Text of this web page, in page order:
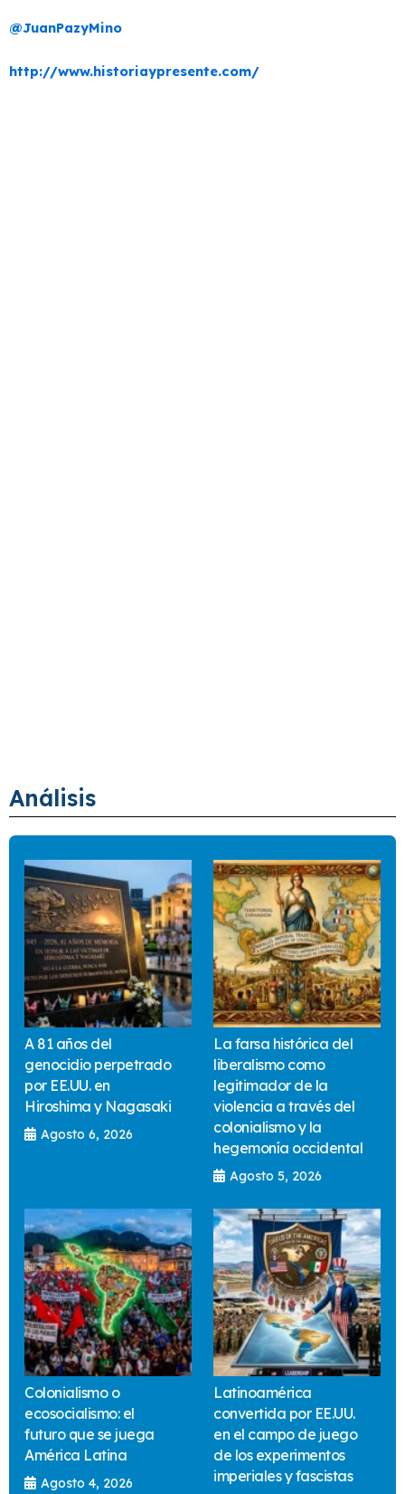
@JuanPazyMino
http://www.historiaypresente.com/
Análisis
A 81 años del
genocidio perpetrado
por EE.UU. en
Hiroshima y Nagasaki
Agosto 6, 2026
La farsa histórica del
liberalismo como
legitimador de la
violencia a través del
colonialismo y la
hegemonía occidental
Agosto 5, 2026
Colonialismo o
ecosocialismo: el
futuro que se juega
América Latina
Agosto 4, 2026
Latinoamérica
convertida por EE.UU.
en el campo de juego
de los experimentos
imperiales y fascistas